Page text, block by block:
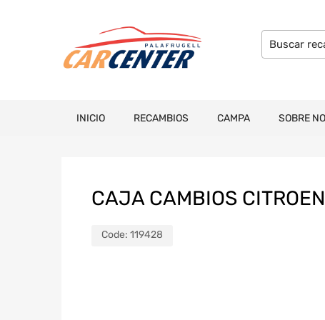
INICIO RECAMBIOS CAMPA SOBRE
CAJA CAMBIOS
Code: 119428